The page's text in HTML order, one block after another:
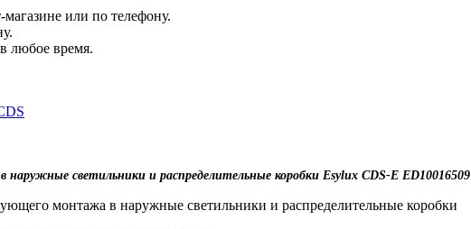
магазине или по телефону.
любое время.
светильники и распределительные коробки Esylux CDS-E ED10016509
монтажа в наружные светильники и распределительные коробки